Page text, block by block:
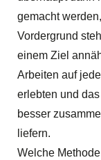
gemacht
Vordergrund
einem Ziel
Arbeiten auf
erlebten und
besser
liefern.
Welche